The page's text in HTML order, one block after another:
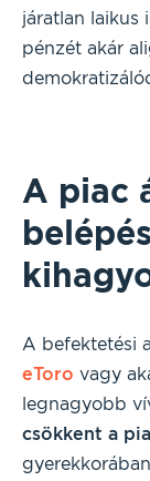
járatlan laikus
pénzét akár
A piac
A befektetési
eToro vagy
legnagyobb
csökkent a